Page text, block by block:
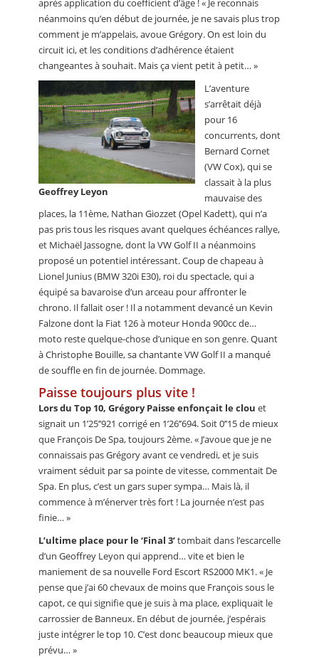
après application du coefficient d’âge ! « Je reconnais
néanmoins qu’en début de journée, je ne savais plus trop
comment je m’appelais, avoue Grégory. On est loin du
circuit ici, et les conditions d’adhérence étaient
changeantes à souhait. Mais ça vient petit à petit… »
Geoffrey Leyon
L’aventure
s’arrêtait déjà
pour 16
concurrents, dont
Bernard Cornet
(VW Cox), qui se
classait à la plus
mauvaise des
places, la 11ème, Nathan Giozzet (Opel Kadett), qui n’a
pas pris tous les risques avant quelques échéances rallye,
et Michaël Jassogne, dont la VW Golf II a néanmoins
proposé un potentiel intéressant. Coup de chapeau à
Lionel Junius (BMW 320i E30), roi du spectacle, qui a
équipé sa bavaroise d’un arceau pour affronter le
chrono. Il fallait oser ! Il a notamment devancé un Kevin
Falzone dont la Fiat 126 à moteur Honda 900cc de…
moto reste quelque-chose d’unique en son genre. Quant
à Christophe Bouille, sa chantante VW Golf II a manqué
de souffle en fin de journée. Dommage.
Paisse toujours plus vite !
Lors du Top 10, Grégory Paisse enfonçait le clou et
signait un 1’25’’921 corrigé en 1’26’’694. Soit 0’’15 de mieux
que François De Spa, toujours 2ème. « J’avoue que je ne
connaissais pas Grégory avant ce vendredi, et je suis
vraiment séduit par sa pointe de vitesse, commentait De
Spa. En plus, c’est un gars super sympa… Mais là, il
commence à m’énerver très fort ! La journée n’est pas
finie… »
L’ultime place pour le ‘Final 3’tombait dans l’escarcelle
d’un Geoffrey Leyon qui apprend… vite et bien le
maniement de sa nouvelle Ford Escort RS2000 MK1. « Je
pense que j’ai 60 chevaux de moins que François sous le
capot, ce qui signifie que je suis à ma place, expliquait le
carrossier de Banneux. En début de journée, j’espérais
juste intégrer le top 10. C’est donc beaucoup mieux que
prévu… »